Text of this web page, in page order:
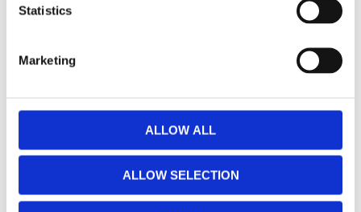
Statistics
Marketing
ALLOW ALL
ALLOW SELECTION
ARB Slangpaket
Slang 6m - Nipplar för att
fylla däck - Passar alla
ARB-kompressorer